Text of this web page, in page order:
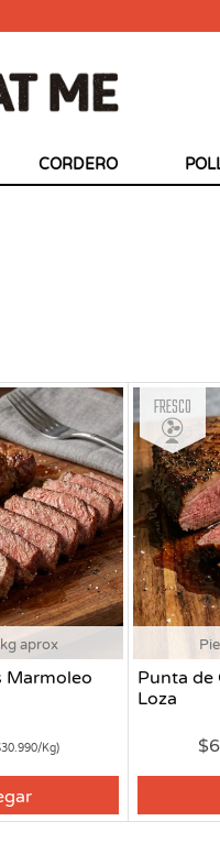
CORDERO
aprox
Marmoleo
Kg)
Punta de
Loza
Fresco